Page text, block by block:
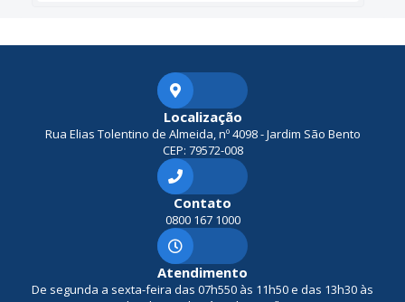
Localização
Rua Elias Tolentino de Almeida, nº 4098 - Jardim São Bento
CEP: 79572-008
Contato
0800 167 1000
Atendimento
De segunda a sexta-feira das 07h550 às 11h50 e das 13h30 às